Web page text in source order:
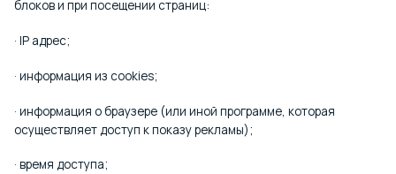
блоков и при посещении страниц:
· IP адрес;
· информация из cookies;
· информация о браузере (или иной программе, которая
осуществляет доступ к показу рекламы);
· время доступа;